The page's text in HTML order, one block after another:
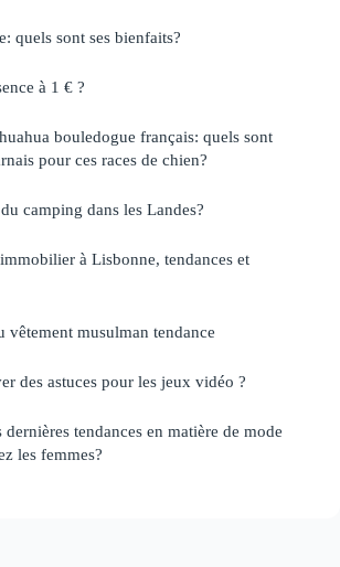
quels sont ses bienfaits?
à 1 € ?
bouledogue français: quels sont
pour ces races de chien?
camping dans les Landes?
à Lisbonne, tendances et
vêtement musulman tendance
des astuces pour les jeux vidéo ?
dernières tendances en matière de mode
les femmes?